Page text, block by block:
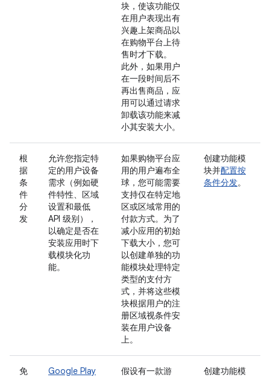
块，使该功能仅
在用户表现出有
兴趣上架商品以
在购物平台上待
售时才下载。
此外，如果用户
在一段时间后不
再出售商品，应
用可以通过请求
卸载该功能来减
小其安装大小。
根
据
条
件
分
发
允许您指定特
定的用户设备
需求（例如硬
件特性、区域
设置和最低
API 级别），
以确定是否在
安装应用时下
载模块化功
能。
如果购物平台应
用的用户遍布全
球，您可能需要
支持仅在特定地
区或区域常用的
付款方式。为了
减小应用的初始
下载大小，您可
以创建单独的功
能模块处理特定
类型的支付方
式，并将这些模
块根据用户的注
册区域视条件安
装在用户设备
上。
创建功能模
块并配置按
条件分发。
免
Google Play
假设有一款游
创建功能模